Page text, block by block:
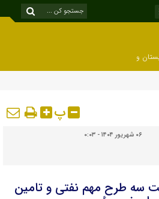
و
پ
۰۶ شهریور ۱۴۰۴ - ۰:۰۳
سه طرح مهم نفتی و تامین